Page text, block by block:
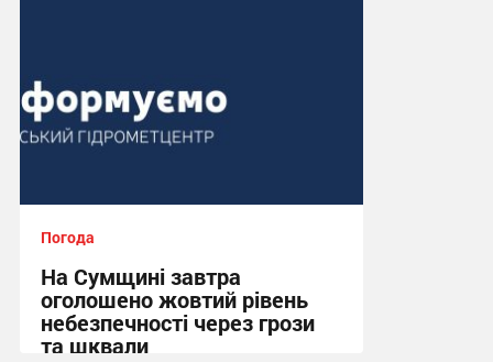
Погода
На Сумщині завтра
оголошено жовтий рівень
небезпечності через грози
та шквали